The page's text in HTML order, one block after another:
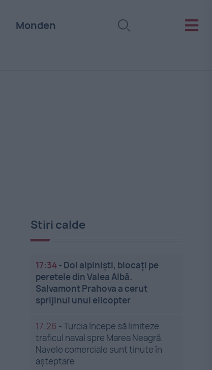
Monden
Stiri calde
17:34- Doi alpiniști, blocați pe
peretele din Valea Albă.
Salvamont Prahova a cerut
sprijinul unui elicopter
17:26 -Turcia începe să limiteze
traficul naval spre Marea Neagră.
Navele comerciale sunt ținute în
așteptare